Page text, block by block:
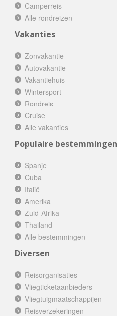
Camperreis
Alle rondreizen
Vakanties
Zonvakantie
Autovakantie
Vakantiehuis
Wintersport
Rondreis
Cruise
Alle vakanties
Populaire bestemmingen
Spanje
Cuba
Italië
Amerika
Zuid-Afrika
Thailand
Alle bestemmingen
Diversen
Reisorganisaties
Vliegticketaanbieders
Vliegtuigmaatschappijen
Reisverzekeringen